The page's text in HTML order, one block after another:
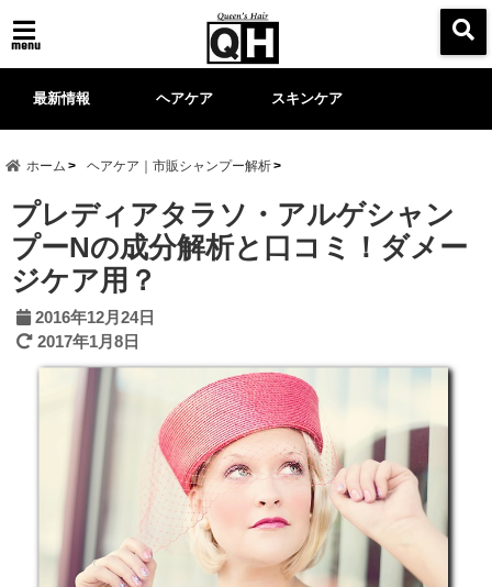
menu
最新情報 ヘアケア スキンケア
ホーム ヘアケア｜市販シャンプー解析
プレディアタラソ・アルゲシャン
プーNの成分解析と口コミ！ダメー
ジケア用？
2016年12月24日
2017年1月8日